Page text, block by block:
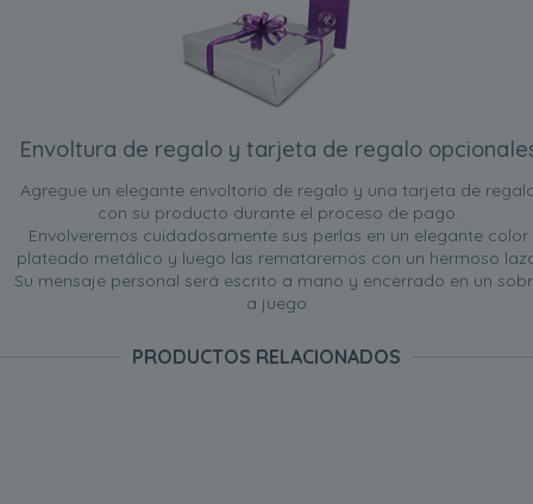
Envoltura de regalo y tarjeta de regalo
Agregue un elegante envoltorio de regalo y una tarjeta de
con su producto durante el proceso de pago.
Envolveremos cuidadosamente sus perlas en un elegante color
plateado metálico y luego las remataremos con un hermoso
Su mensaje personal será escrito a mano y encerrado en un
a juego.
PRODUCTOS RELACIONADOS